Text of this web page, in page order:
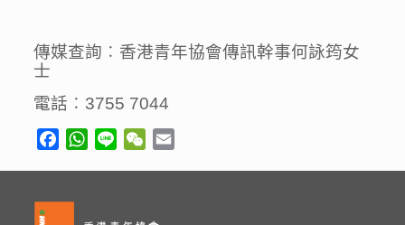
傳媒查詢︰ 香港青年協會傳訊幹事何詠筠女
士
電話︰ 3755 7044
FacebookWhatsApp
Line WeChat